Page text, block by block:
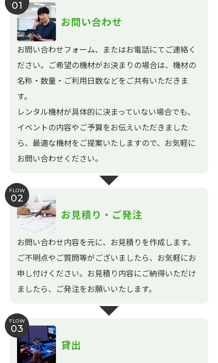
01
お問い合わせ
お問い合わせフォーム、またはお電話にてご連絡く
ださい。ご希望の機材がお決まりの場合は、機材の
名称・数量・ご利用日数などをご共有いただきま
す。
レンタル機材が具体的に決まっていない場合でも、
イベントの内容やご予算をお伝えいただきました
ら、最適な機材をご提案いたしますので、お気軽に
お問い合わせください。
FLOW
02
お見積り・ご発注
お問い合わせ内容を元に、お見積りを作成します。
ご不明点やご質問等がございましたら、お気軽にお
申し付けください。お見積り内容にご納得いただけ
ましたら、ご発注をお願いいたします。
FLOW
03
貸出